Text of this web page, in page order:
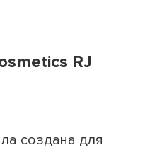
RJ
создана для